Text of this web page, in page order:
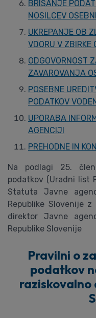
BRISANJE
NOSILCEV
UKREPANJE OB
VDORU V ZBIRKE
ODGOVORNOST
ZAVAROVANJA
POSEBNE
PODATKOV
UPORABA
AGENCIJI
PREHODNE IN
Na podlagi 25.
podatkov (Uradni list
Statuta Javne
Republike Slovenije
direktor Javne
Republike Slovenije
Pravilni o
podatkov
raziskovalno